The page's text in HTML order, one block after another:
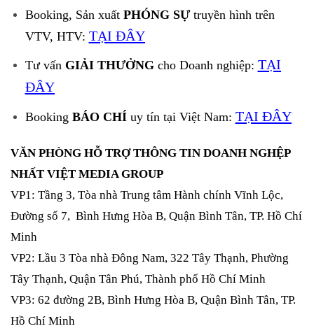
Booking, Sản xuất PHÓNG SỰtruyền hình trên
VTV, HTV: TẠI ĐÂY
Tư vấn GIẢI THƯỞNGcho Doanh nghiệp: TẠI
ĐÂY
Booking BÁO CHÍuy tín tại Việt Nam: TẠI ĐÂY
VĂN PHÒNG HỖ TRỢ THÔNG TIN DOANH NGHỆP
NHẤT VIỆT MEDIA GROUP
VP1: Tầng 3, Tòa nhà Trung tâm Hành chính Vĩnh Lộc,
Đường số 7, Bình Hưng Hòa B, Quận Bình Tân, TP. Hồ Chí
Minh
VP2: Lầu 3 Tòa nhà Đông Nam, 322 Tây Thạnh, Phường
Tây Thạnh, Quận Tân Phú, Thành phố Hồ Chí Minh
VP3: 62 đường 2B, Bình Hưng Hòa B, Quận Bình Tân, TP.
Hồ Chí Minh